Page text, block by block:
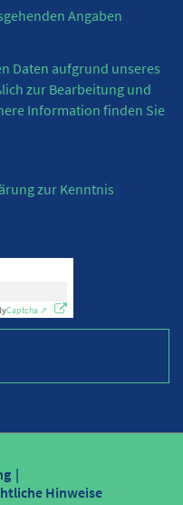
Angaben
Daten aufgrund unseres
zur Bearbeitung und
Information finden Sie
zur Kenntnis
Captcha ⇗
Hinweise